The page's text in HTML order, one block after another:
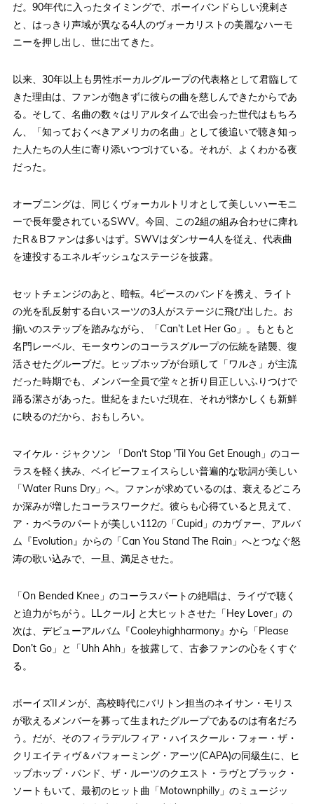
だ。90年代に入ったタイミングで、ボーイバンドらしい溌剌さ
と、はっきり声域が異なる4人のヴォーカリストの美麗なハーモ
ニーを押し出し、世に出てきた。
以来、30年以上も男性ボーカルグループの代表格として君臨して
きた理由は、ファンが飽きずに彼らの曲を慈しんできたからであ
る。そして、名曲の数々はリアルタイムで出会った世代はもちろ
ん、「知っておくべきアメリカの名曲」として後追いで聴き知っ
た人たちの人生に寄り添いつづけている。それが、よくわかる夜
だった。
オープニングは、同じくヴォーカルトリオとして美しいハーモニ
ーで長年愛されているSWV。今回、この2組の組み合わせに痺れ
たR＆Bファンは多いはず。SWVはダンサー4人を従え、代表曲
を連投するエネルギッシュなステージを披露。
セットチェンジのあと、暗転。4ピースのバンドを携え、ライト
の光を乱反射する白いスーツの3人がステージに飛び出した。お
揃いのステップを踏みながら、「Can’t Let Her Go」。もともと
名門レーベル、モータウンのコーラスグループの伝統を踏襲、復
活させたグループだ。ヒップホップが台頭して「ワルさ」が主流
だった時期でも、メンバー全員で堂々と折り目正しいふりつけで
踊る潔さがあった。世紀をまたいだ現在、それが懐かしくも新鮮
に映るのだから、おもしろい。
マイケル・ジャクソン 「Don't Stop 'Til You Get Enough」のコー
ラスを軽く挟み、ベイビーフェイスらしい普遍的な歌詞が美しい
「Water Runs Dry」へ。ファンが求めているのは、衰えるどころ
か深みが増したコーラスワークだ。彼らも心得ていると見えて、
ア・カペラのパートが美しい112の「Cupid」のカヴァー、アルバ
ム『Evolution』からの「Can You Stand The Rain」へとつなぐ怒
涛の歌い込みで、一旦、満足させた。
「On Bended Knee」のコーラスパートの絶唱は、ライヴで聴く
と迫力がちがう。LLクールJ と大ヒットさせた「Hey Lover」の
次は、デビューアルバム『Cooleyhighharmony』から「Please
Don’t Go」と「Uhh Ahh」を披露して、古参ファンの心をくすぐ
る。
ボーイズIIメンが、高校時代にバリトン担当のネイサン・モリス
が歌えるメンバーを募って生まれたグループであるのは有名だろ
う。だが、そのフィラデルフィア・ハイスクール・フォー・ザ・
クリエイティヴ＆パフォーミング・アーツ(CAPA)の同級生に、ヒ
ップホップ・バンド、ザ・ルーツのクエスト・ラヴとブラック・
ソートもいて、最初のヒット曲「Motownphilly」のミュージッ